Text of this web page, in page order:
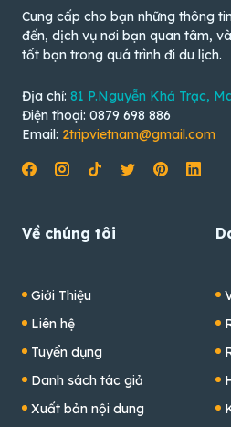
Cung cấp cho bạn những thông
đến, dịch vụ nơi bạn quan tâm,
tốt bạn trong quá trình đi du lịch.
Địa chỉ: 81 P.Nguyễn Khả Trạc,
Điện thoại: 0879 698 886
Email: 2tripvietnam@gmail.com
Về chúng tôi
Giới Thiệu
Liên hệ
Tuyển dụng
Danh sách tác giả
Xuất bản nội dung